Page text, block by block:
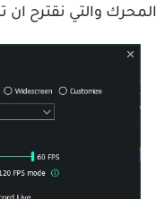
والتي نقترح ان تكون